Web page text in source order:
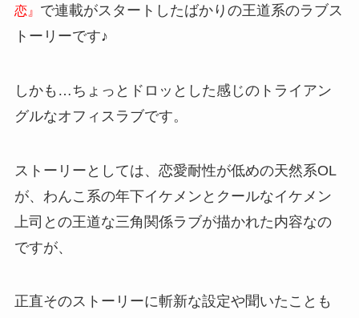
恋』 で連載がスタートしたばかりの王道系のラブス
トーリーです♪
しかも…ちょっとドロッとした感じのトライアン
グルなオフィスラブです。
ストーリーとしては、恋愛耐性が低めの天然系OL
が、わんこ系の年下イケメンとクールなイケメン
上司との王道な三角関係ラブが描かれた内容なの
ですが、
正直そのストーリーに斬新な設定や聞いたことも